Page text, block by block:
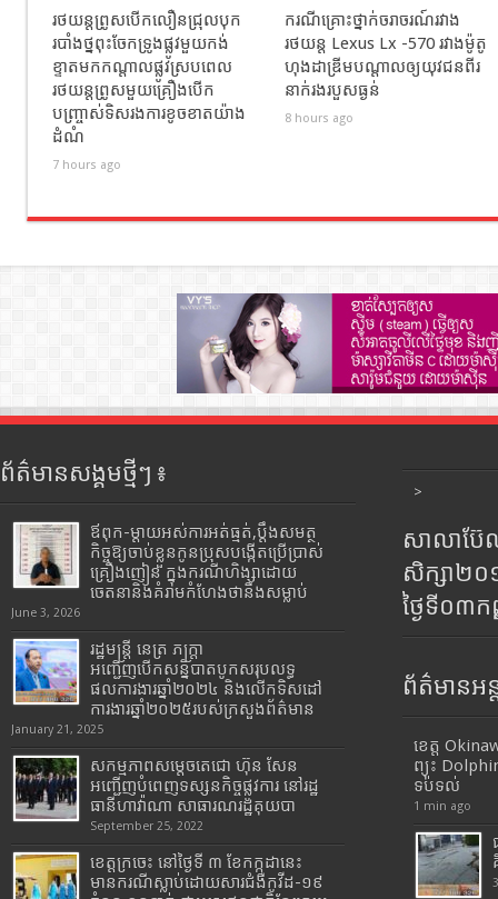
រថយន្តព្រូសបើកលឿនជ្រុលបុក
របាំងថ្នពុះចែកទ្រូងផ្លូវមួយកង់
ខ្ទាតមកកណ្តាលផ្លូវស្របពេល
រថយន្តព្រូសមួយគ្រឿងបើក
បញ្ច្រាស់ទិសរងការខូចខាតយ៉ាង
ដំណំ
7 hours ago
ករណីគ្រោះថ្នាក់ចរាចរណ៍រវាង
រថយន្ត Lexus Lx -570 រវាងម៉ូតូ
ហុងដាឌ្រីមបណ្ដាលឲ្យយុវជនពីរ
នាក់រងរបួសធ្ងន់
8 hours ago
ព័ត៌មានសង្គមថ្មីៗ ៖
ឪពុក-ម្ដាយអស់ការអត់ធ្មត់,ប្ដឹងសមត្ថ
កិច្ចឱ្យចាប់ខ្លួនកូនប្រុសបង្កើតប្រើប្រាស់
គ្រឿងញៀន ក្នុងករណីហិង្សាដោយ
ចេតនានិងគំរាមកំហែងថានឹងសម្លាប់
June 3, 2026
រដ្ឋមន្រ្តី​ នេត្រ​ ភក្ត្រា​
អញ្ជើញបើកសន្និបាតបូកសរុបលទ្ធ
ផលការងារឆ្នាំ២០២៤ និងលើកទិសដៅ
ការងារឆ្នាំ២០២៥របស់​ក្រសួង​ព័ត៌មាន​
January 21, 2025
សកម្មភាពសម្តេចតេជោ ហ៊ុន សែន
អញ្ជើញបំពេញទស្សនកិច្ចផ្លូវការ នៅរដ្ឋ
ធានីហាវ៉ាណា សាធារណរដ្ឋគុយបា
September 25, 2022
ខេត្តក្រចេះ នៅថ្ងៃទី ៣ ខែកក្កដានេះ
មានករណីស្លាប់ដោយសារជំងឺកូវីដ-១៩
>
សាលាប៊ែ
សិក្សា២
ថ្ងៃទី០៣
ព័ត៌មានអន្
ខេត្ត
ព្យុះ
ទប់ទល់
1 min ago